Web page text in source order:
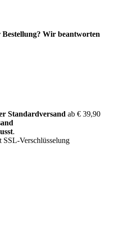
Wir beantworten
Standardversand ab € 39,90
.
SSL-Verschlüsselung